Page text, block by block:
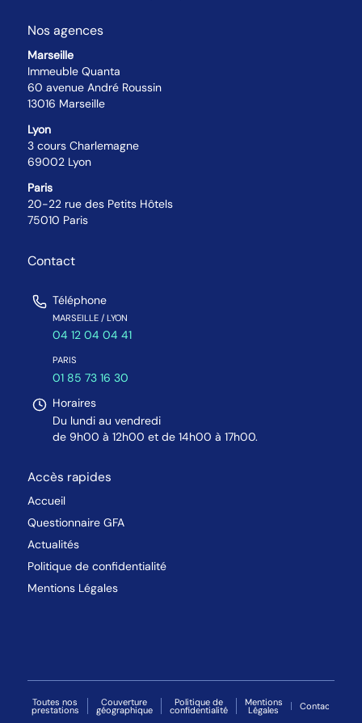
Nos agences
Marseille
Immeuble Quanta
60 avenue André Roussin
13016 Marseille
Lyon
3 cours Charlemagne
69002 Lyon
Paris
20-22 rue des Petits Hôtels
75010 Paris
Contact
Téléphone
MARSEILLE / LYON
04 12 04 04 41
PARIS
01 85 73 16 30
Horaires
Du lundi au vendredi
de 9h00 à 12h00 et de 14h00 à 17h00.
Accès rapides
Accueil
Questionnaire GFA
Actualités
Politique de confidentialité
Mentions Légales
Toutes nos
prestations
Couverture
géographique
Politique de
confidentialité
Mentions
Légales Contact